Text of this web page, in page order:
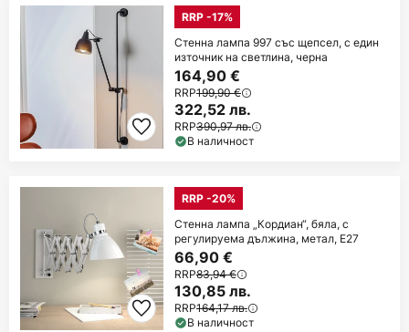
RRP -17%
Стенна лампа 997 със щепсел, с един
източник на светлина, черна
164,90 €
RRP199,90 €
322,52 лв.
RRP390,97 лв.
В наличност
RRP -20%
Стенна лампа „Кордиан“, бяла, с
регулируема дължина, метал, E27
66,90 €
RRP83,94 €
130,85 лв.
RRP164,17 лв.
В наличност